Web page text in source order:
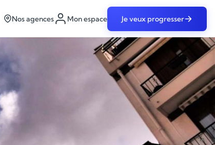
Nos agences Mon espace Je veux progresser